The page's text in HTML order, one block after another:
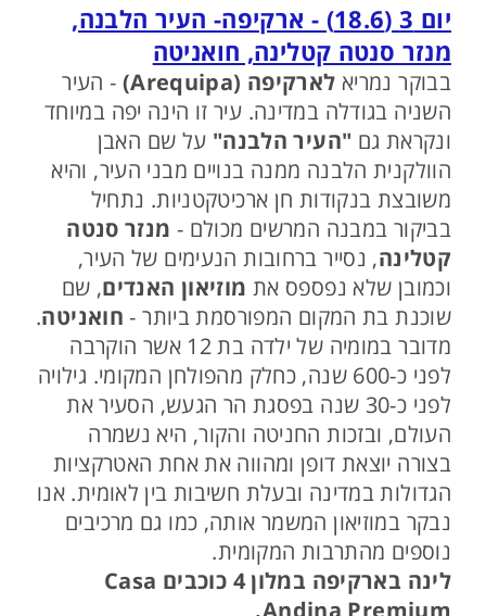
יום 3 (18.6) - ארקיפה- העיר הלבנה,
מנזר סנטה קטלינה, חואניטה
בבוקר נמריא לארקיפה (Arequipa)
- העיר
השניה בגודלה במדינה. עיר זו הינה יפה במיוחד
ונקראת גם "העיר הלבנה" על שם האבן
הוולקנית הלבנה ממנה בנויים מבני העיר, והיא
משובצת בנקודות חן ארכיטקטניות. נתחיל
בביקור במבנה המרשים מכולם - מנזר סנטה
קטלינה, נסייר ברחובות הנעימים של העיר,
וכמובן שלא נפספס את מוזיאון האנדים, שם
שוכנת בת המקום המפורסמת ביותר - חואניטה.
מדובר במומיה של ילדה בת 12 אשר הוקרבה
לפני כ-600 שנה, כחלק מהפולחן המקומי. גילויה
לפני כ-30 שנה בפסגת הר הגעש, הסעיר את
העולם, ובזכות החניטה והקור, היא נשמרה
בצורה יוצאת דופן ומהווה את אחת האטרקציות
הגדולות במדינה ובעלת חשיבות בין לאומית. אנו
נבקר במוזיאון המשמר אותה, כמו גם מרכיבים
נוספים מהתרבות המקומית.
לינה בארקיפה במלון 4 כוכבים Casa
Andina Premium.